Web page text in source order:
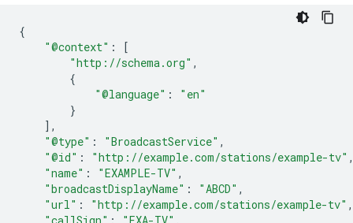
{
"@context" :
[
"http://schema.org" ,
{
"@language" :
"en"
}
],
"@type" : "BroadcastService" ,
"@id" : "http://example.com/stations/example-tv"
"name" : "EXAMPLE-TV" ,
"broadcastDisplayName" : "ABCD" ,
"url" : "http://example.com/stations/example-tv" ,